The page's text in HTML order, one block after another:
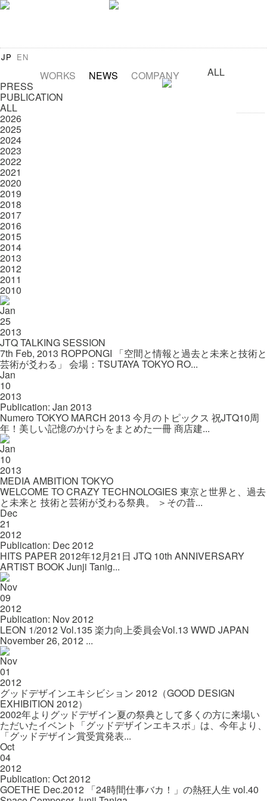
JP EN
WORKS NEWS COMPANY
ALL
PRESS
PUBLICATION
ALL
2026
2025
2024
2023
2022
2021
2020
2019
2018
2017
2016
2015
2014
2013
2012
2011
2010
Jan
25
2013
JTQ TALKING SESSION
7th Feb, 2013 ROPPONGI 「空間と情報と過去と未来と技術と
芸術が爻わる」 会場：TSUTAYA TOKYO RO...
Jan
10
2013
Publication: Jan 2013
Numero TOKYO MARCH 2013 今月のトピックス 祝JTQ10周
年！美しい記憶のかけらをまとめた一冊 商店建...
Jan
10
2013
MEDIA AMBITION TOKYO
WELCOME TO CRAZY TECHNOLOGIES 東京と世界と、過去
と未来と 技術と芸術が爻わる祭典。 ＞その昔...
Dec
21
2012
Publication: Dec 2012
HITS PAPER 2012年12月21日 JTQ 10th ANNIVERSARY
ARTIST BOOK Junji Tanig...
Nov
09
2012
Publication: Nov 2012
LEON 1/2012 Vol.135 楽力向上委員会Vol.13 WWD JAPAN
November 26, 2012 ...
Nov
01
2012
グッドデザインエキシビション 2012（GOOD DESIGN
EXHIBITION 2012）
2002年よりグッドデザイン夏の祭典として多くの方に来場い
ただいたイベント「グッドデザインエキスポ」は、今年より、
「グッドデザイン賞受賞発表...
Oct
04
2012
Publication: Oct 2012
GOETHE Dec.2012 「24時間仕事バカ！」の熱狂人生 vol.40